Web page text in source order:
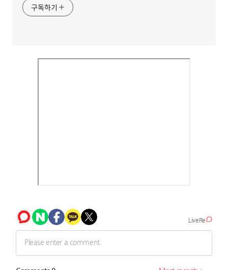
구독하기